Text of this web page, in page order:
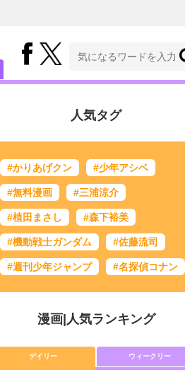
人気タグ
#かりあげクン #少年アシベ
#無料漫画 #三浦涼介
#植田まさし #森下裕美
#機動戦士ガンダム #佐藤流司
#週刊少年ジャンプ #名探偵コナン
漫画| 人気ランキング
デイリー ウィークリー